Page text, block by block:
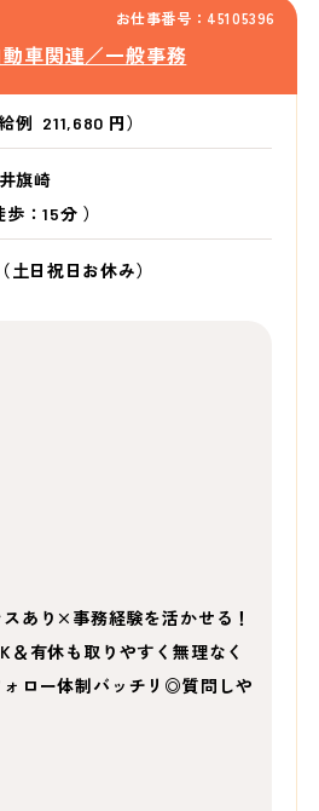
お仕事番号：45105396
動車関連／一般事務
例 211,680 円）
旗崎
歩：15分 ）
（土日祝日お休み）
あり×事務経験を活かせる！
＆有休も取りやすく無理なく
ロー体制バッチリ◎質問しや